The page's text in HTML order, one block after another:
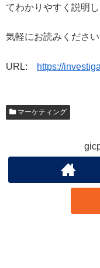
てわかりやすく説明
気軽にお読みください
URL: https://
マーケティング